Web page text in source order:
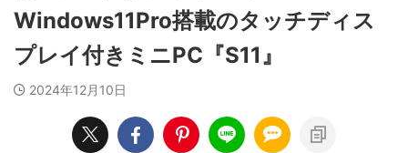
Windows11Pro搭載のタッチディス
プレイ付きミニPC『S11』
2024年12月10日